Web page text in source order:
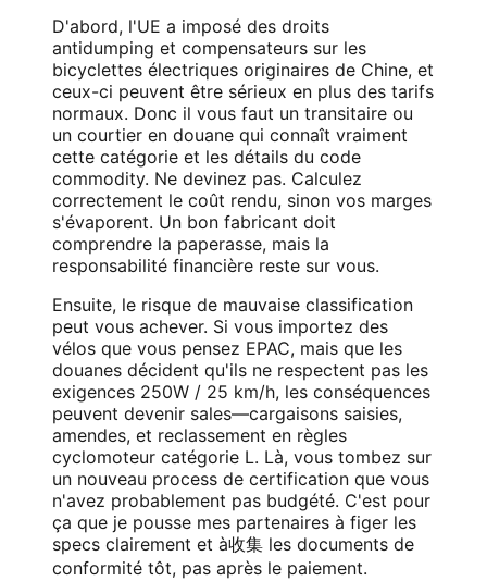
D'abord, l'UE a imposé des droits
antidumping et compensateurs sur les
bicyclettes électriques originaires de Chine, et
ceux-ci peuvent être sérieux en plus des tarifs
normaux. Donc il vous faut un transitaire ou
un courtier en douane qui connaît vraiment
cette catégorie et les détails du code
commodity. Ne devinez pas. Calculez
correctement le coût rendu, sinon vos marges
s'évaporent. Un bon fabricant doit
comprendre la paperasse, mais la
responsabilité financière reste sur vous.
Ensuite, le risque de mauvaise classification
peut vous achever. Si vous importez des
vélos que vous pensez EPAC, mais que les
douanes décident qu'ils ne respectent pas les
exigences 250W / 25 km/h, les conséquences
peuvent devenir sales—cargaisons saisies,
amendes, et reclassement en règles
cyclomoteur catégorie L. Là, vous tombez sur
un nouveau process de certification que vous
n'avez probablement pas budgété. C'est pour
ça que je pousse mes partenaires à figer les
specs clairement et à收集 les documents de
conformité tôt, pas après le paiement.